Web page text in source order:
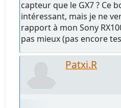
capteur que le GX7 ? Ce
intéressant, mais je ne
rapport à mon Sony
pas mieux (pas encore
Patxi.R